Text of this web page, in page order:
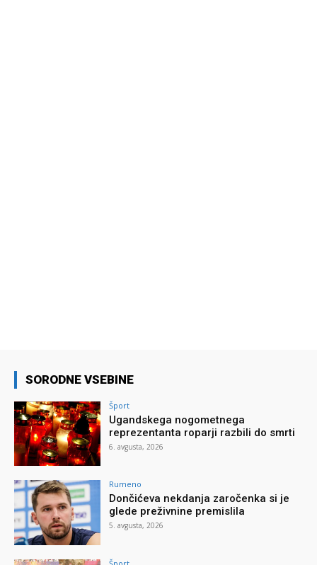
SORODNE VSEBINE
Šport
Ugandskega nogometnega
reprezentanta roparji razbili do smrti
6. avgusta, 2026
Rumeno
Dončićeva nekdanja zaročenka si je
glede preživnine premislila
5. avgusta, 2026